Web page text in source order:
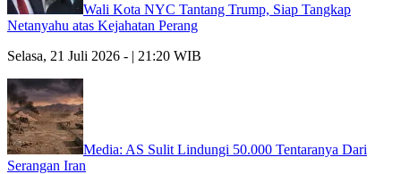
Wali Kota NYC Tantang Trump, Siap Tangkap
Netanyahu atas Kejahatan Perang
Selasa, 21 Juli 2026 - | 21:20 WIB
Media: AS Sulit Lindungi 50.000 Tentaranya Dari
Serangan Iran